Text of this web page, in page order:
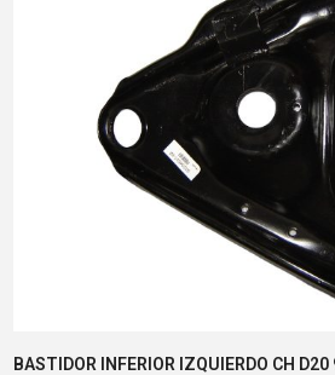
BASTIDOR INFERIOR IZQUIERDO CH